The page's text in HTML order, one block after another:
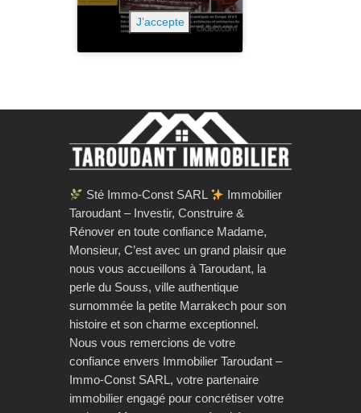
J’accepte
Sté Immo-Const SARL
Immobilier
Taroudant – Investir, Construire &
Rénover en toute confiance Madame,
Monsieur, C’est avec un grand plaisir que
nous vous accueillons à Taroudant, la
perle du Souss, ville authentique
surnommée la petite Marrakech pour son
histoire et son charme exceptionnel.
Nous vous remercions de votre
confiance envers Immobilier Taroudant –
Immo-Const SARL, votre partenaire
immobilier engagé pour concrétiser votre